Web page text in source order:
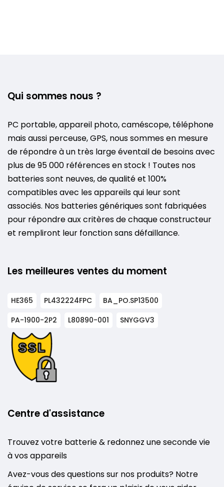
Qui sommes nous ?
PC portable, appareil photo, caméscope, téléphone
mais aussi perceuse, GPS, nous sommes en mesure
de répondre à un très large éventail de besoins avec
plus de 95 000 références en stock ! Toutes nos
batteries sont neuves, de qualité et 100%
compatibles avec les appareils qui leur sont
associés. Nos batteries génériques sont fabriquées
pour répondre aux critères de chaque constructeur
et rempliront leur fonction sans défaillance.
Les meilleures ventes du moment
HE365 PL432224FPC
BA_PO.SP13500
PA-1900-2P2
L80890-001 SNYGGV3
Centre d'assistance
Trouvez votre batterie & redonnez une seconde vie
à vos appareils
Avez-vous des questions sur nos produits? Notre